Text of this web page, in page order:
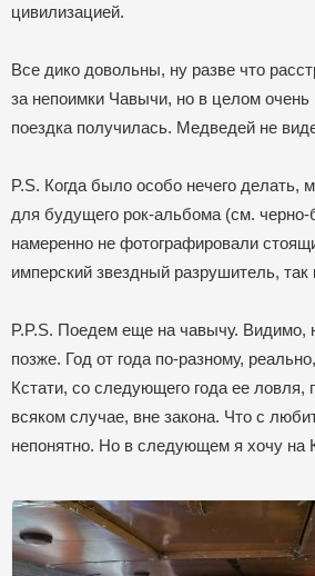
цивилизацией.
Все дико довольны, ну разве что
за непоимки Чавычи, но в целом
поездка получилась. Медведей не
P.S. Когда было особо нечего делать,
для будущего рок-альбома (см.
намеренно не фотографировали
имперский звездный разрушитель, так
P.P.S. Поедем еще на чавычу. Видимо,
позже. Год от года по-разному,
Кстати, со следующего года ее
всяком случае, вне закона. Что с
непонятно. Но в следующем я хочу на